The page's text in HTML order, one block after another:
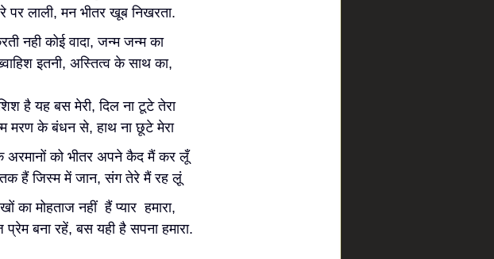
पर लाली, मन भीतर खूब निखरता.
नही कोई वादा, जन्म जन्म का
इतनी, अस्तित्व के साथ का,
है यह बस मेरी, दिल ना टूटे तेरा
मरण के बंधन से, हाथ ना छूटे मेरा
अरमानों को भीतर अपने कैद मैं कर लूँ
हैं जिस्म में जान, संग तेरे मैं रह लू़ं
का मोहताज नहीं हैं प्यार हमारा,
प्रेम बना रहें, बस यही है सपना हमारा.